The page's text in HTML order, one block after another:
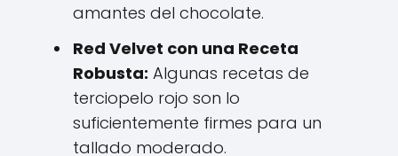
amantes del chocolate.
Red Velvet con una Receta
Robusta: Algunas recetas de
terciopelo rojo son lo
suficientemente firmes para un
tallado moderado.